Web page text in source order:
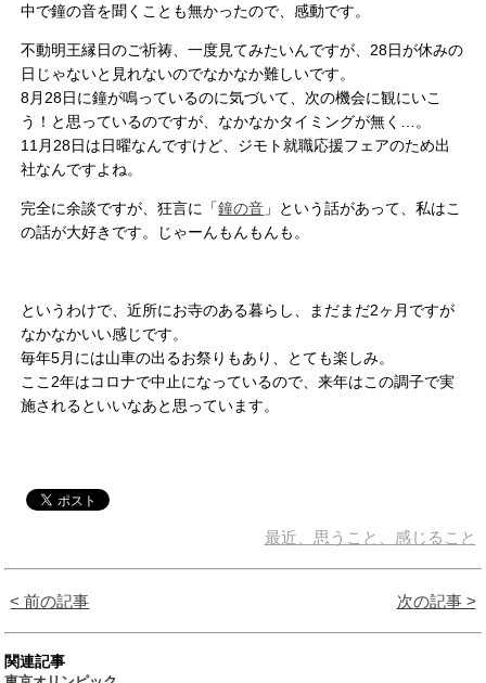
中で鐘の音を聞くことも無かったので、感動です。
不動明王縁日のご祈祷、一度見てみたいんですが、28日が休みの
日じゃないと見れないのでなかなか難しいです。
8月28日に鐘が鳴っているのに気づいて、次の機会に観にいこ
う！と思っているのですが、なかなかタイミングが無く…。
11月28日は日曜なんですけど、ジモト就職応援フェアのため出
社なんですよね。
完全に余談ですが、狂言に「鐘の音 」という話があって、私はこ
の話が大好きです。じゃーんもんもんも。
というわけで、近所にお寺のある暮らし、まだまだ2ヶ月ですが
なかなかいい感じです。
毎年5月には山車の出るお祭りもあり、とても楽しみ。
ここ2年はコロナで中止になっているので、来年はこの調子で実
施されるといいなあと思っています。
最近、思うこと、感じること
< 前の記事 次の記事 >
関連記事